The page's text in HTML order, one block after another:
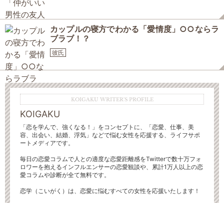
カップルの寝方でわかる「愛情度」○○ならラ
ブラブ！？
彼氏
KOIGAKU WRITER'S PROFILE
KOIGAKU
「恋を学んで、強くなる！」をコンセプトに、「恋愛、仕事、美
容、出会い、結婚、浮気」などで悩む女性を応援する、ライフサポ
ートメディアです。
毎日の恋愛コラムで人との適度な恋愛距離感をTwitterで数十万フォ
ロワーを抱えるインフルエンサーの恋愛観談や、累計1万人以上の恋
愛コラムや診断が全て無料です。
恋学（こいがく）は、恋愛に悩むすべての女性を応援いたします！